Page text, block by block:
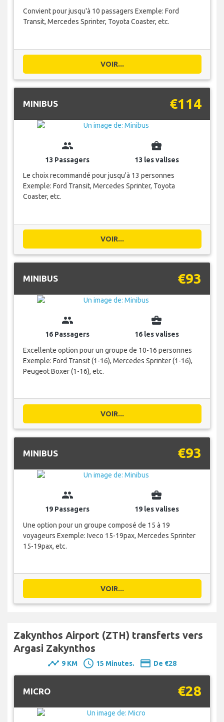
Convient pour jusqu'à 10 passagers Exemple: Ford
Transit, Mercedes Sprinter, Toyota Coaster, etc.
VOIR...
MINIBUS €114
group
13 Passagers
business_center
13 les valises
Le choix recommandé pour jusqu'à 13 personnes
Exemple: Ford Transit, Mercedes Sprinter, Toyota
Coaster, etc.
VOIR...
MINIBUS €93
group
16 Passagers
business_center
16 les valises
Excellente option pour un groupe de 10-16 personnes
Exemple: Ford Transit (1-16), Mercedes Sprinter (1-16),
Peugeot Boxer (1-16), etc.
VOIR...
MINIBUS €93
group
19 Passagers
business_center
19 les valises
Une option pour un groupe composé de 15 à 19
voyageurs Exemple: Iveco 15-19pax, Mercedes Sprinter
15-19pax, etc.
VOIR...
Zakynthos Airport (ZTH) transferts vers
Argasi Zakynthos
timeline 9 KM schedule 15 Minutes. payment De €28
MICRO €28